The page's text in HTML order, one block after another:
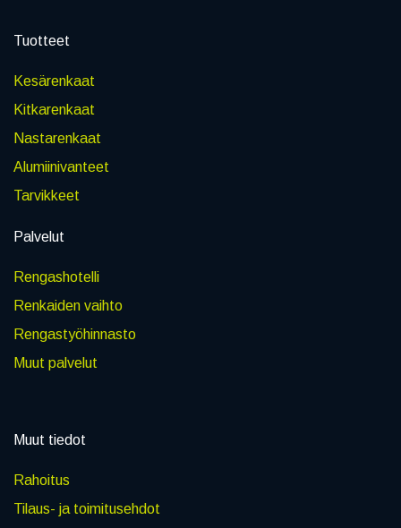
Tuotteet
Kesärenkaat
Kitkarenkaat
Nastarenkaat
Alumiinivanteet
Tarvikkeet
Palvelut
Rengashotelli
Renkaiden vaihto
Rengastyöhinnasto
Muut palvelut
Muut tiedot
Rahoitus
Tilaus- ja toimitusehdot